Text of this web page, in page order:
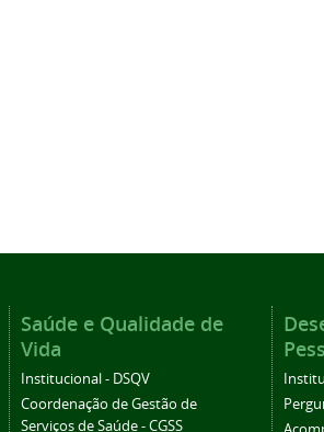
Saúde e Qualidade de
Vida
Institucional - DSQV
Coordenação de Gestão de
Serviços de Saúde - CGSS